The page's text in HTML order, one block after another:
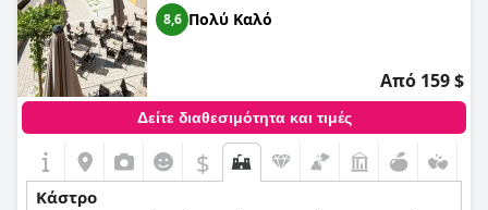
8,6 Πολύ Καλό
Από 159 $
Δείτε διαθεσιμότητα και τιμές
$
Κάστρο